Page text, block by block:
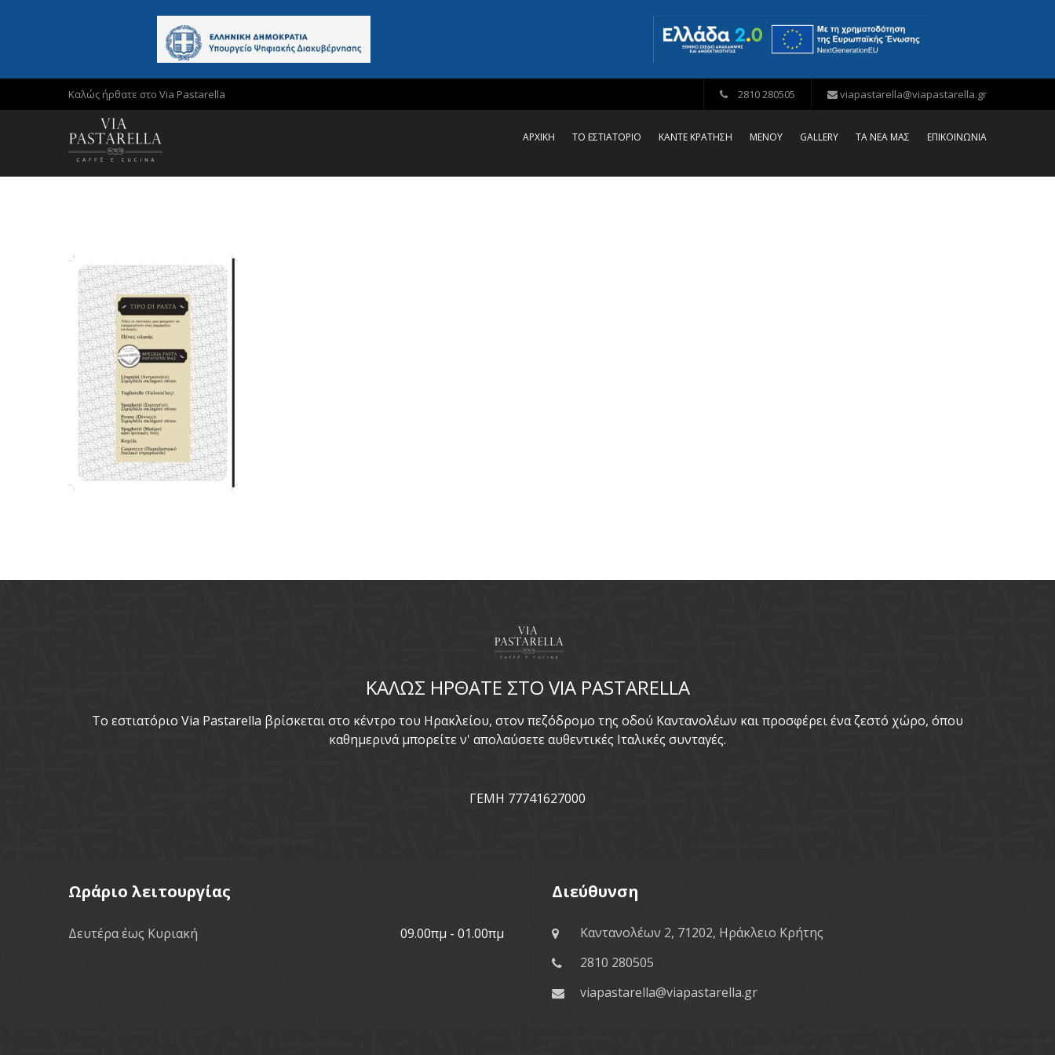
Καλώς ήρθατε στο Via Pastarella 2810 280505 viapastarella@viapastarella.gr
ΑΡΧΙΚΗ ΤΟ ΕΣΤΙΑΤΟΡΙΟ ΚΑΝΤΕ ΚΡΑΤΗΣΗ ΜΕΝΟΥ GALLERY ΤΑ ΝΕΑ ΜΑΣ ΕΠΙΚΟΙΝΩΝΙΑ
ΚΑΛΩΣ ΗΡΘΑΤΕ ΣΤΟ VIA PASTARELLA
To εστιατόριο Via Pastarella βρίσκεται στο κέντρο του Ηρακλείου, στον πεζόδρομο της οδού Καντανολέων και προσφέρει ένα ζεστό χώρο, όπου
καθημερινά μπορείτε ν' απολαύσετε αυθεντικές Ιταλικές συνταγές.
ΓΕΜΗ 77741627000
Ωράριο λειτουργίας
Δευτέρα έως Κυριακή 09.00πμ - 01.00πμ
Διεύθυνση
Καντανολέων 2, 71202, Ηράκλειο Κρήτης
2810 280505
viapastarella@viapastarella.gr